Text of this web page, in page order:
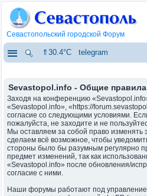
Севастопольский городской Форум
⇑30.4°C telegram
Sevastopol.info - Общие правила
Заходя на конференцию
«Sevastopol.info», «https://
согласие со следующими условиями.
пожалуйста, не заходите и не
Мы оставляем за собой право изменять
сделаем всё возможное, чтобы
стороны было бы разумным регулярно
предмет изменений, так как
«Sevastopol.info» после обновления/
согласие с ними.
Наши форумы работают под